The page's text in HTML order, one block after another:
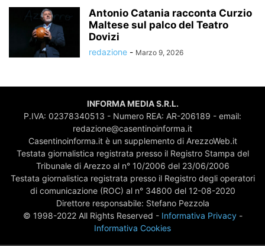
Antonio Catania racconta Curzio
Maltese sul palco del Teatro
Dovizi
redazione - Marzo 9, 2026
INFORMA MEDIA S.R.L.
P.IVA: 02378340513 - Numero REA: AR-206189 - email:
redazione@casentinoinforma.it
Casentinoinforma.it è un supplemento di ArezzoWeb.it
Testata giornalistica registrata presso il Registro Stampa del
Tribunale di Arezzo al n° 10/2006 del 23/06/2006
Testata giornalistica registrata presso il Registro degli operatori
di comunicazione (ROC) al n° 34800 del 12-08-2020
Direttore responsabile: Stefano Pezzola
© 1998-2022 All Rights Reserved - Informativa Privacy-
Informativa Cookies